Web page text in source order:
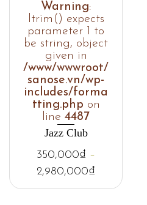
Warning:
ltrim() expects
parameter 1 to
be string, object
given in
/www/wwwroot/
sanose.vn/wp-
includes/forma
tting.php on
line4487
Jazz Club
350,000₫ –
2,980,000₫